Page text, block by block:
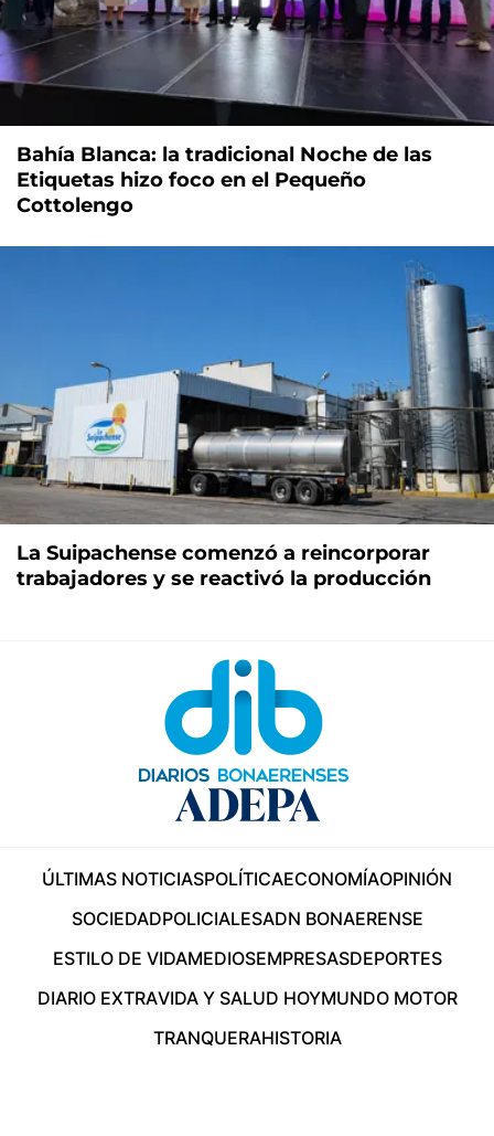
Bahía Blanca: la tradicional Noche de las
Etiquetas hizo foco en el Pequeño
Cottolengo
La Suipachense comenzó a reincorporar
trabajadores y se reactivó la producción
ÚLTIMAS NOTICIASPOLÍTICAECONOMÍAOPINIÓN
SOCIEDADPOLICIALESADN BONAERENSE
ESTILO DE VIDAMEDIOSEMPRESASDEPORTES
DIARIO EXTRAVIDA Y SALUD HOYMUNDO MOTOR
TRANQUERAHISTORIA